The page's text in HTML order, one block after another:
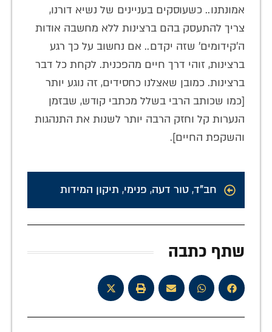
אמונתנו.. כשעוסקים בעניינים של נשיא דורנו,
צריך להתעסק בהם ברצינות ללא מחשבה אודות
ה'קידומים' שזה יקדם.. אם נחשוב על כך רגע
ברצינות, זוהי דרך חיים מהפכנית. לקחת כל דבר
ברצינות. כמובן שאצלנו כחסידים, זה נוגע יותר
[כמו שכותב הרבי בשלל מכתבי קודש, שבזמן
הנערות קל וחזק הרבה יותר לשנות את התנהגות
והשקפת החיים].
חב"ד, טור דעה, פנימי, תיקון המידות
שתף כתבה